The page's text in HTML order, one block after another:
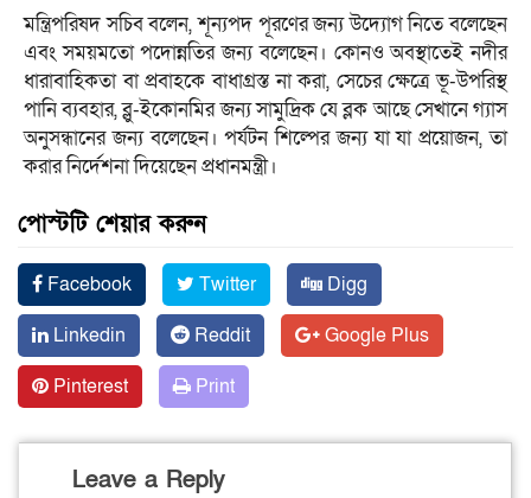
মন্ত্রিপরিষদ সচিব বলেন, শূন্যপদ পূরণের জন্য উদ্যোগ নিতে বলেছেন
এবং সময়মতো পদোন্নতির জন্য বলেছেন। কোনও অবস্থাতেই নদীর
ধারাবাহিকতা বা প্রবাহকে বাধাগ্রস্ত না করা, সেচের ক্ষেত্রে ভূ-উপরিস্থ
পানি ব্যবহার, ব্লু-ইকোনমির জন্য সামুদ্রিক যে ব্লক আছে সেখানে গ্যাস
অনুসন্ধানের জন্য বলেছেন। পর্যটন শিল্পের জন্য যা যা প্রয়োজন, তা
করার নির্দেশনা দিয়েছেন প্রধানমন্ত্রী।
পোস্টটি শেয়ার করুন
Facebook Twitter
Digg
Linkedin
Reddit
Google Plus
Pinterest
Print
Leave a Reply